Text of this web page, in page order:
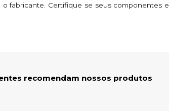
fabricante. Certifique se seus componentes e
recomendam nossos produtos